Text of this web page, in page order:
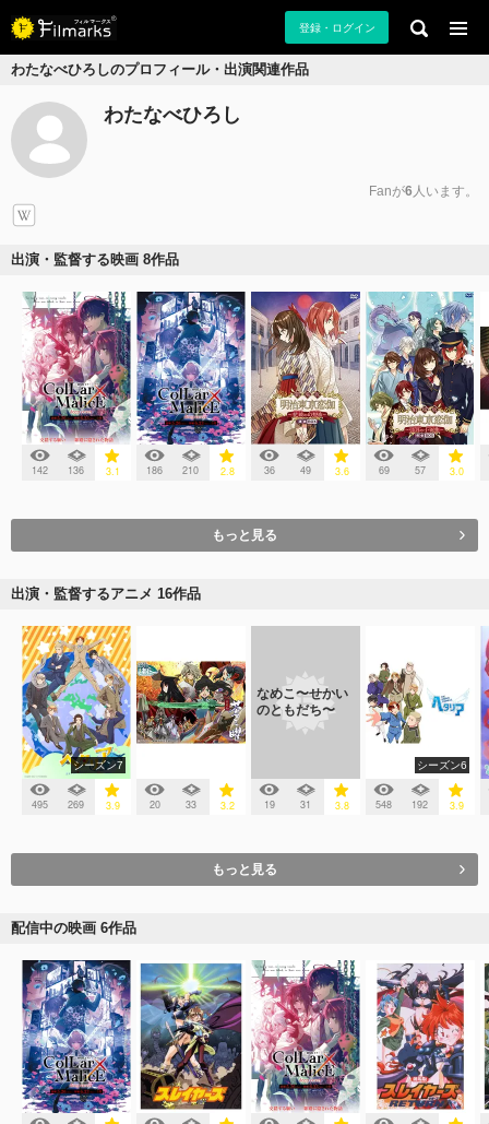
登録・ログイン
わたなべひろしのプロフィール・出演関連作品
わたなべひろし
Fanが6 人います。
出演・監督する映画 8作品
142 136 3.1 186 210 2.8 36 49 3.6 69 57 3.0
もっと見る
出演・監督するアニメ 16作品
シーズン7
495 269 3.9 20 33 3.2
なめこ〜せかい
のともだち〜
19 31 3.8
シーズン6
548 192 3.9
もっと見る
配信中の映画 6作品